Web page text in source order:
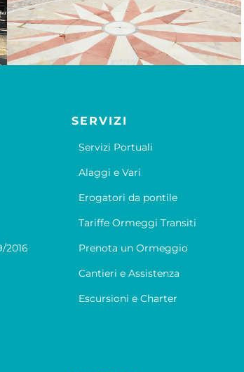
2016
SERVIZI
Servizi Portuali
Alaggi e Vari
Erogatori da pontile
Tariffe Ormeggi Transiti
Prenota un Ormeggio
Cantieri e Assistenza
Escursioni e Charter